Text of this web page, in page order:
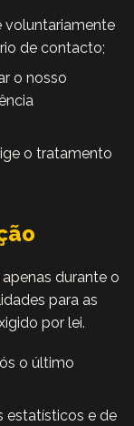
voluntariamente
de contacto;
o nosso
o tratamento
durante o
para as
por lei.
o último
estatísticos e de